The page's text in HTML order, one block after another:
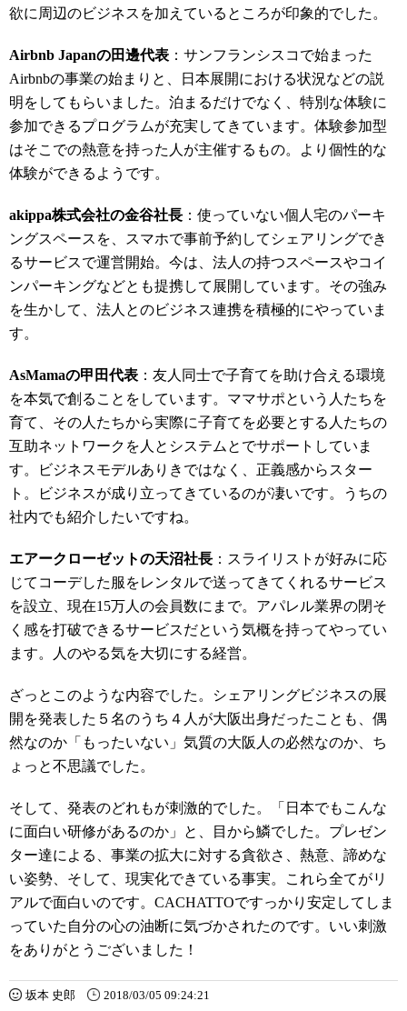
欲に周辺のビジネスを加えているところが印象的でした。
Airbnb Japanの田邊代表 ：サンフランシスコで始まった
Airbnbの事業の始まりと、日本展開における状況などの説
明をしてもらいました。泊まるだけでなく、特別な体験に
参加できるプログラムが充実してきています。体験参加型
はそこでの熱意を持った人が主催するもの。より個性的な
体験ができるようです。
akippa株式会社の金谷社長 ：使っていない個人宅のパーキ
ングスペースを、スマホで事前予約してシェアリングでき
るサービスで運営開始。今は、法人の持つスペースやコイ
ンパーキングなどとも提携して展開しています。その強み
を生かして、法人とのビジネス連携を積極的にやっていま
す。
AsMamaの甲田代表 ：友人同士で子育てを助け合える環境
を本気で創ることをしています。ママサポという人たちを
育て、その人たちから実際に子育てを必要とする人たちの
互助ネットワークを人とシステムとでサポートしていま
す。ビジネスモデルありきではなく、正義感からスター
ト。ビジネスが成り立ってきているのが凄いです。うちの
社内でも紹介したいですね。
エアークローゼットの天沼社長 ：スライリストが好みに応
じてコーデした服をレンタルで送ってきてくれるサービス
を設立、現在15万人の会員数にまで。アパレル業界の閉そ
く感を打破できるサービスだという気概を持ってやってい
ます。人のやる気を大切にする経営。
ざっとこのような内容でした。シェアリングビジネスの展
開を発表した５名のうち４人が大阪出身だったことも、偶
然なのか「もったいない」気質の大阪人の必然なのか、ち
ょっと不思議でした。
そして、発表のどれもが刺激的でした。「日本でもこんな
に面白い研修があるのか」と、目から鱗でした。プレゼン
ター達による、事業の拡大に対する貪欲さ、熱意、諦めな
い姿勢、そして、現実化できている事実。これら全てがリ
アルで面白いのです。CACHATTOですっかり安定してしま
っていた自分の心の油断に気づかされたのです。いい刺激
をありがとうございました！
坂本 史郎 2018/03/05 09:24:21